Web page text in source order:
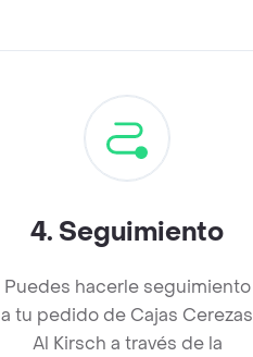
4. Seguimiento
Puedes hacerle seguimiento
a tu pedido de Cajas Cerezas
Al Kirsch a través de la